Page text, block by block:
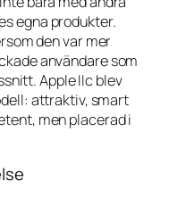
egna produkter.
den var mer
användare som
Apple IIc blev
attraktiv, smart
men placerad i